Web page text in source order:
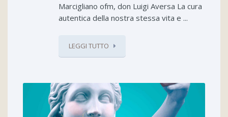
Marcigliano ofm, don Luigi Aversa La cura
autentica della nostra stessa vita e ...
LEGGI TUTTO